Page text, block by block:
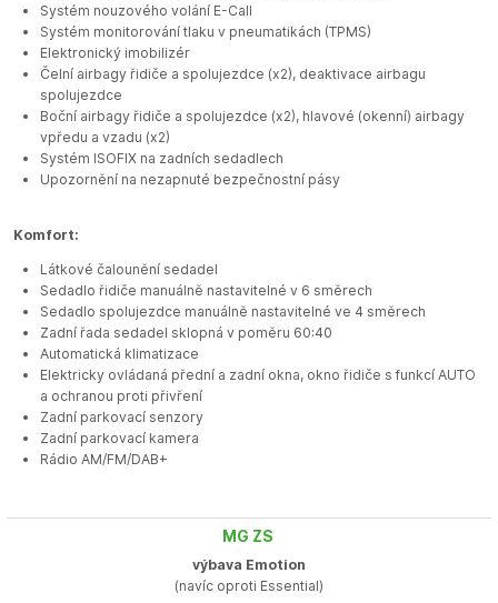
Systém nouzového volání E-Call
Systém monitorování tlaku v pneumatikách (TPMS)
Elektronický imobilizér
Čelní airbagy řidiče a spolujezdce (x2), deaktivace airbagu
spolujezdce
Boční airbagy řidiče a spolujezdce (x2), hlavové (okenní) airbagy
vpředu a vzadu (x2)
Systém ISOFIX na zadních sedadlech
Upozornění na nezapnuté bezpečnostní pásy
Komfort:
Látkové čalounění sedadel
Sedadlo řidiče manuálně nastavitelné v 6 směrech
Sedadlo spolujezdce manuálně nastavitelné ve 4 směrech
Zadní řada sedadel sklopná v poměru 60:40
Automatická klimatizace
Elektricky ovládaná přední a zadní okna, okno řidiče s funkcí AUTO
a ochranou proti přivření
Zadní parkovací senzory
Zadní parkovací kamera
Rádio AM/FM/DAB+
MG ZS
výbava Emotion
(navíc oproti Essential)